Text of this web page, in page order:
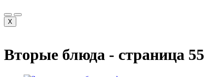
X
Вторые блюда - страница 55